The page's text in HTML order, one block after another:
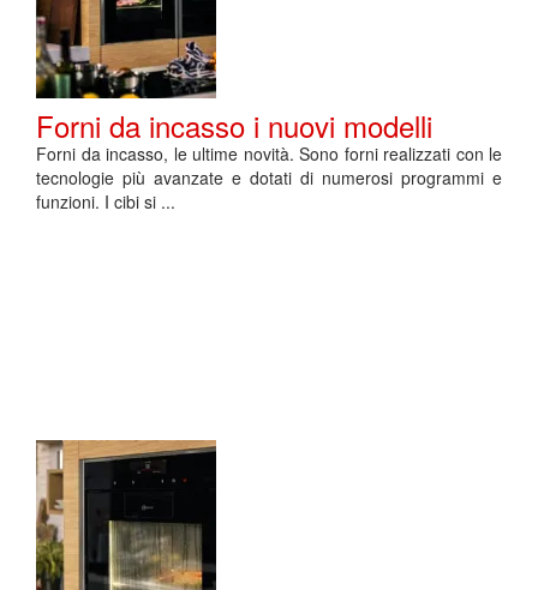
Forni da incasso i nuovi modelli
Forni da incasso, le ultime novità. Sono forni realizzati con le
tecnologie più avanzate e dotati di numerosi programmi e
funzioni. I cibi si ...